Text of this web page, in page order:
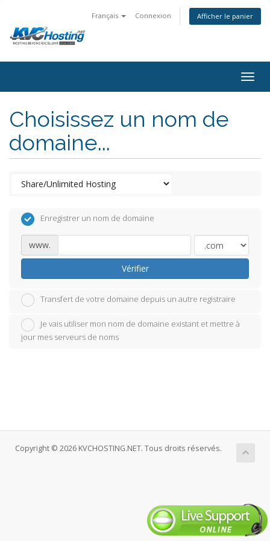
Français Connexion Afficher le panier
Choisissez un nom de
domaine...
Enregistrer un nom de domaine
www.
Vérifier
Transfert de votre domaine depuis un autre registraire
Je vais utiliser mon nom de domaine existant et mettre à
jour mes serveurs de noms
Copyright © 2026 KVCHOSTING.NET. Tous droits réservés.